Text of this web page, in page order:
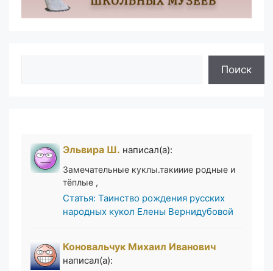
Поиск
Эльвира Ш. написал(а):
Замечательные куклы.такииие родные и
тёплые ,
Статья: Таинство рождения русских
народных кукол Елены Вернидубовой
Коновальчук Михаил Иванович
написал(а):